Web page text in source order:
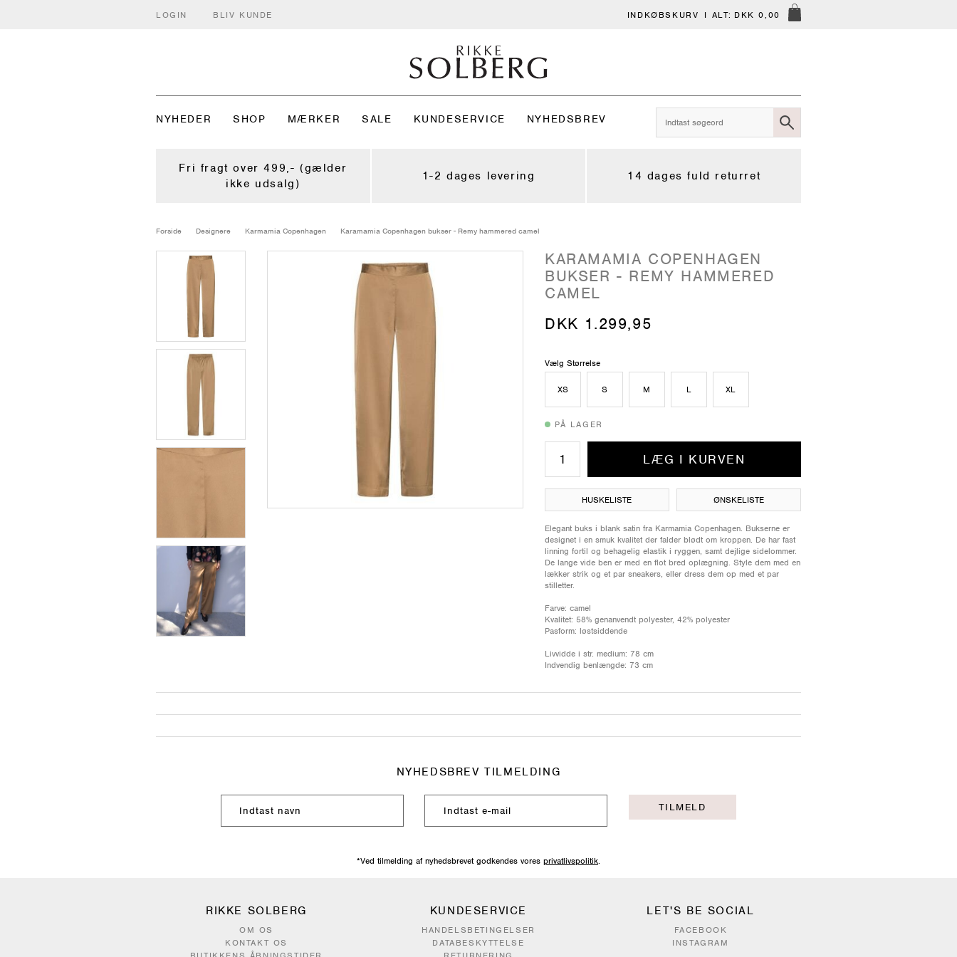
LOGIN BLIV KUNDE INDKØBSKURV I ALT: DKK 0,00
NYHEDER SHOP MÆRKER SALE KUNDESERVICE NYHEDSBREV
Fri fragt over 499,- (gælder
ikke udsalg)
1-2 dages levering 14 dages fuld returret
Forside Designere Karmamia Copenhagen Karamamia Copenhagen bukser - Remy hammered camel
KARAMAMIA COPENHAGEN
BUKSER - REMY HAMMERED
CAMEL
DKK 1.299,95
Vælg Størrelse
XS S M L XL
PÅ LAGER
LÆG I KURVEN
HUSKELISTE ØNSKELISTE
Elegant buks i blank satin fra Karmamia Copenhagen. Bukserne er
designet i en smuk kvalitet der falder blødt om kroppen. De har fast
linning fortil og behagelig elastik i ryggen, samt dejlige sidelommer.
De lange vide ben er med en flot bred oplægning. Style dem med en
lækker strik og et par sneakers, eller dress dem op med et par
stilletter.
Farve: camel
Kvalitet: 58% genanvendt polyester, 42% polyester
Pasform: løstsiddende
Livvidde i str. medium: 78 cm
Indvendig benlængde: 73 cm
NYHEDSBREV TILMELDING
TILMELD
*Ved tilmelding af nyhedsbrevet godkendes vores privatlivspolitik.
RIKKE SOLBERG
OM OS
KONTAKT OS
KUNDESERVICE
HANDELSBETINGELSER
DATABESKYTTELSE
LET'S BE SOCIAL
FACEBOOK
INSTAGRAM